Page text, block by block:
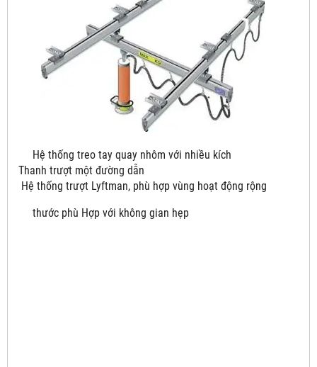
Hệ thống treo tay quay nhôm với nhiều kích
Thanh trượt một đường dẫn
Hệ thống trượt Lyftman, phù hợp vùng hoạt động rộng
thước phù Hợp với không gian hẹp